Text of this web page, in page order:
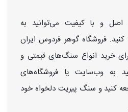
و با کیفیت می‌توانید به
کنید. فروشگاه گوهر فردوس ایران
خرید انواع سنگ‌های قیمتی و
به وب‌سایت یا فروشگاه‌های
کنید و سنگ پیریت دلخواه خود